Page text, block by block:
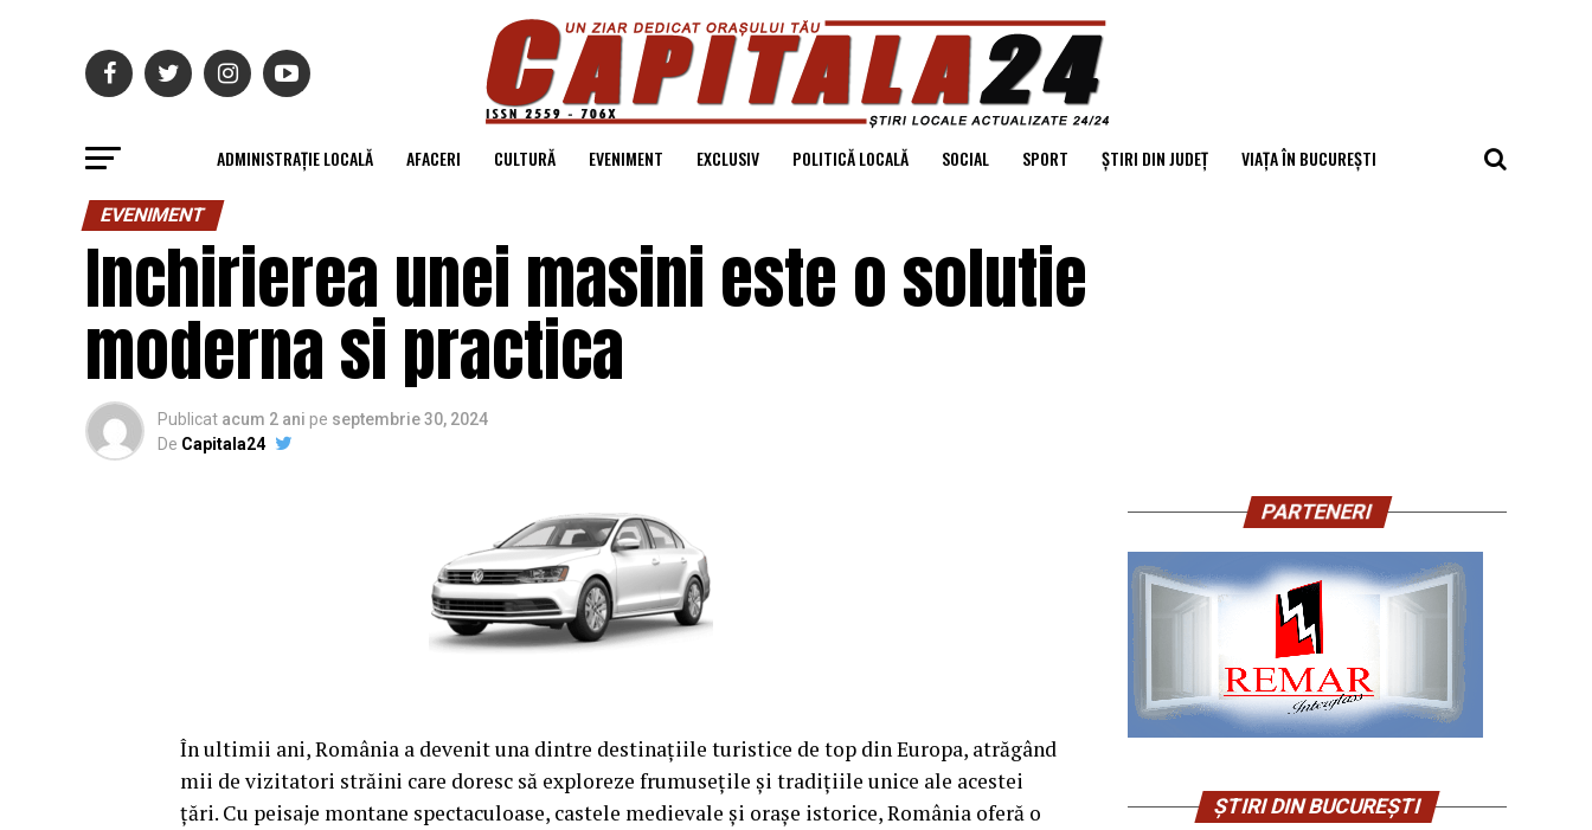
ADMINISTRAȚIE LOCALĂ AFACERI CULTURĂ EVENIMENT EXCLUSIV POLITICĂ LOCALĂ SOCIAL SPORT ȘTIRI DIN JUDEȚ VIAȚA ÎN BUCUREȘTI
EVENIMENT
Inchirierea unei masini este o solutie
moderna si practica
Publicat acum 2 ani pe septembrie 30, 2024
De Capitala24
În ultimii ani, România a devenit una dintre destinațiile turistice de top din Europa, atrăgând
mii de vizitatori străini care doresc să exploreze frumusețile și tradițiile unice ale acestei
țări. Cu peisaje montane spectaculoase, castele medievale și orașe istorice, România oferă o
PARTENERI
ȘTIRI DIN BUCUREȘTI